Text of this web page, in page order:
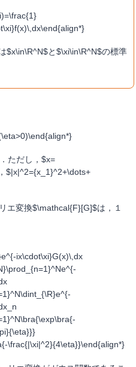
$x\in\R^N$と$\xi\in\R^N$の標準
ただし，$x=
$|x|^2={x_1}^2+\dots+
エ変換$\mathcal{F}[G]$は，１
ix\cdot\xi}G(x)\,dx
\frac{|\xi|^2}{4\eta}}\end{align*}